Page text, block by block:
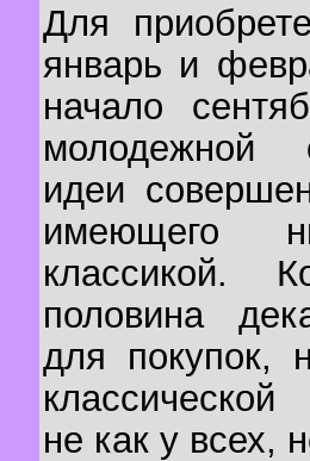
Для
январь и
начало
молодежной
идеи
имеющего
классикой.
половина
для покупок,
не как у всех,